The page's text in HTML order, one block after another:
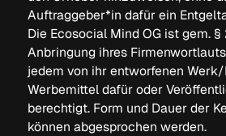
Auftraggeber*in dafür ein
Die Ecosocial Mind OG ist gem.
Anbringung ihres
jedem von ihr entworfenen
Werbemittel dafür oder
berechtigt. Form und Dauer der
können abgesprochen werden.